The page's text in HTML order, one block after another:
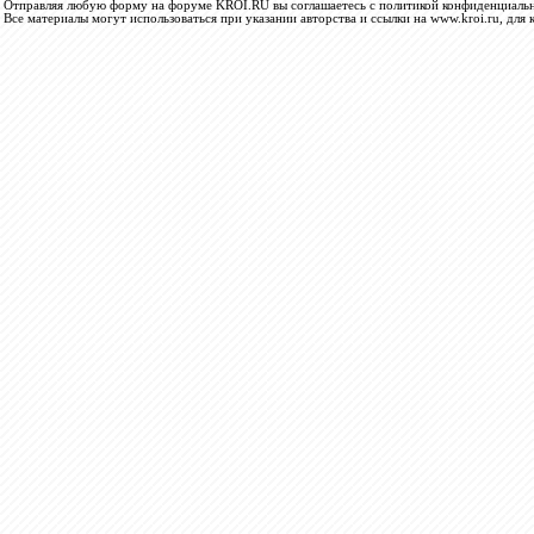
Отправляя любую форму на форуме KROI.RU вы соглашаетесь с политикой
Все материалы могут использоваться при указании авторства и ссылки на www.kroi.ru, для